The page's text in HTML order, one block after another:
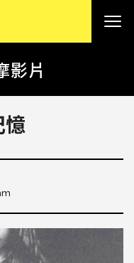
影片
憶